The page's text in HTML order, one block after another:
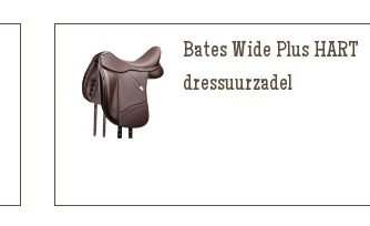
Bates Wide Plus HART
dressuurzadel